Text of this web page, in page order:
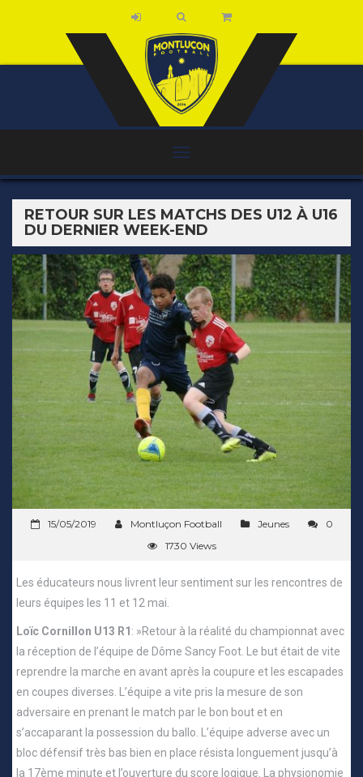
RETOUR SUR LES MATCHS DES U12 À U16
DU DERNIER WEEK-END
15/05/2019 Montluçon Football Jeunes
0
1730 Views
Les éducateurs nous livrent leur sentiment sur les rencontres de
leurs équipes les 11 et 12 mai.
Loïc Cornillon U13 R1 : »Retour à la réalité du championnat avec
la réception de l’équipe de Dôme Sancy Foot. Le but était de vite
reprendre la marche en avant après la coupure et les escapades
en coupes diverses. L’équipe a vite pris la mesure de son
adversaire en prenant le match par le bon bout et en
s’accaparant la possession du ballo. L’équipe adverse avec un
bloc défensif très bas bien en place résista longuement jusqu’à
la 17ème minute et l’ouverture du score logique. La physionomie